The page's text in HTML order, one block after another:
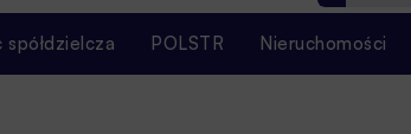
spółdzielcza POLSTR Nieruchomości